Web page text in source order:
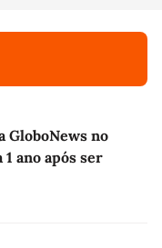
GloboNews no
ano após ser